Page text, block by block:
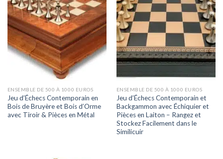
ENSEMBLE DE 500 À 1000 EUROS
Jeu d’Échecs Contemporain en
Bois de Bruyère et Bois d’Orme
avec Tiroir & Pièces en Métal
ENSEMBLE DE 500 À 1000 EUROS
Jeu d’Échecs Contemporain et
Backgammon avec Échiquier et
Pièces en Laiton – Rangez et
Stockez Facilement dans le
Similicuir